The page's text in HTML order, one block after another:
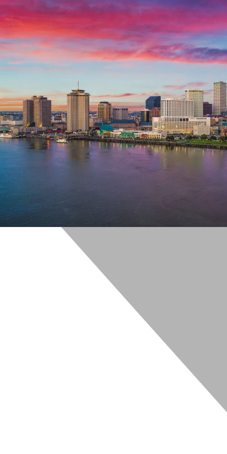
Nur notwendige Cookies
Mit dem Klick auf „geht klar” ermöglichen Sie uns Ihnen über
personalisierte Werbung und passende Angebote anzeigen. Über
Cookies” werden lediglich technisch notwendige Cookies
Anpassen Geht klar
Datenschutzerklärung
Impressum
« zurück
Ihre Cookie-Präferenzen verwalten
Wählen Sie, welche Cookies Sie auf check24.de akzeptieren.
Die Cookierichtlinie finden Siehier.
Notwendig